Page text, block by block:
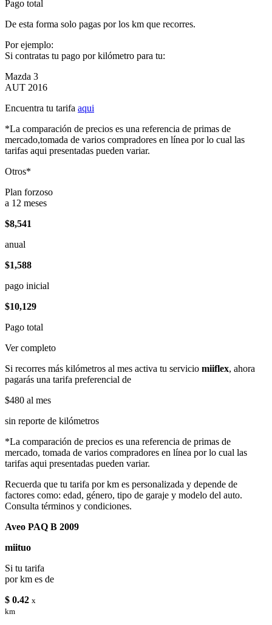
Pago total
De esta forma solo pagas por los km que recorres.
Por ejemplo:
Si contratas tu pago por kilómetro para tu:
Mazda 3
AUT 2016
Encuentra tu tarifa aqui
*La comparación de precios es una referencia de primas de
mercado,tomada de varios compradores en línea por lo cual las
tarifas aqui presentadas pueden variar.
Otros*
Plan forzoso
a 12 meses
$8,541
anual
$1,588
pago inicial
$10,129
Pago total
Ver completo
Si recorres más kilómetros al mes activa tu servicio miiflex, ahora
pagarás una tarifa preferencial de
$480 al mes
sin reporte de kilómetros
*La comparación de precios es una referencia de primas de
mercado, tomada de varios compradores en línea por lo cual las
tarifas aqui presentadas pueden variar.
Recuerda que tu tarifa por km es personalizada y depende de
factores como: edad, género, tipo de garaje y modelo del auto.
Consulta términos y condiciones.
Aveo PAQ B 2009
miituo
Si tu tarifa
por km es de
$ 0.42 x
km